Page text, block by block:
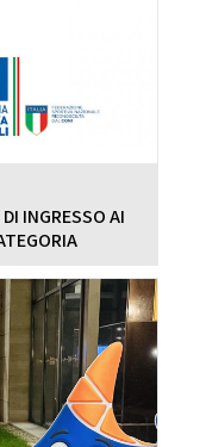
INGRESSO AI